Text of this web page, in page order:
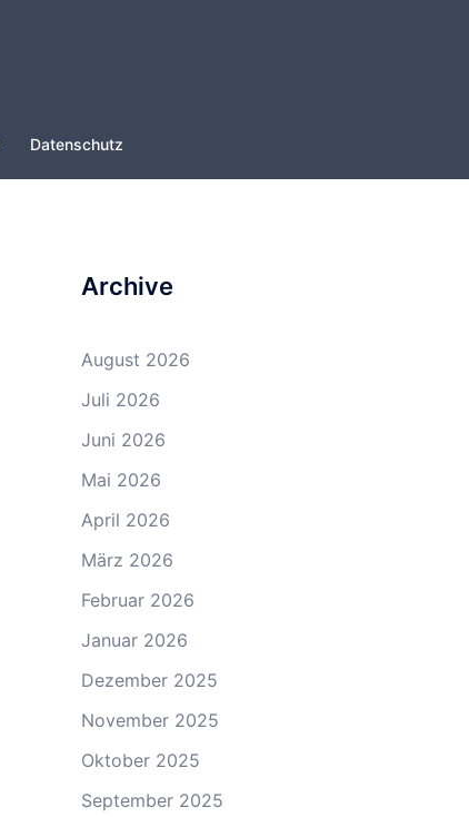
Datenschutz
Archive
August 2026
Juli 2026
Juni 2026
Mai 2026
April 2026
März 2026
Februar 2026
Januar 2026
Dezember 2025
November 2025
Oktober 2025
September 2025